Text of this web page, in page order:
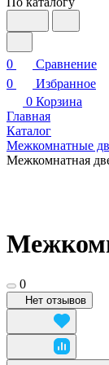
0
Сравнение
0
Избранное
0 Корзина
Главная
Каталог
Межкомнатные
Межкомнатная
0
Нет отзывов